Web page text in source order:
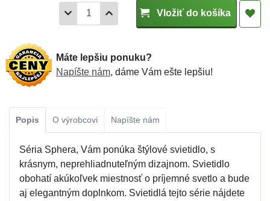
Vložiť do košíka
Máte lepšiu ponuku?
Napíšte nám, dáme Vám ešte lepšiu!
Popis O výrobcovi Napíšte nám
Séria Sphera, Vám ponúka štýlové svietidlo, s
krásnym, neprehliadnuteľným dizajnom. Svietidlo
obohatí akúkoľvek miestnosť o príjemné svetlo a bude
aj elegantným doplnkom. Svietidlá tejto série nájdete